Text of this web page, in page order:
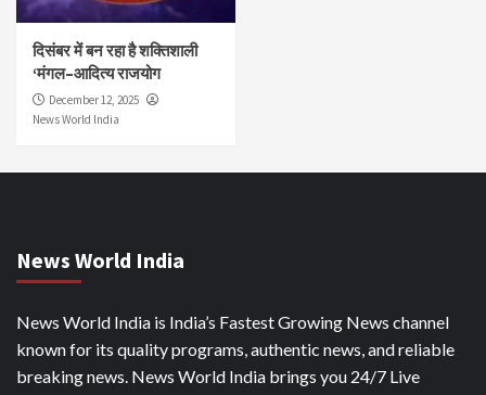
दिसंबर में बन रहा है शक्तिशाली
‘मंगल–आदित्य राजयोग
December 12, 2025
News World India
News World India
News World India is India’s Fastest Growing News channel
known for its quality programs, authentic news, and reliable
breaking news. News World India brings you 24/7 Live